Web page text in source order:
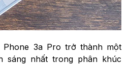
Phone 3a Pro trở thành một
sáng nhất trong phân khúc